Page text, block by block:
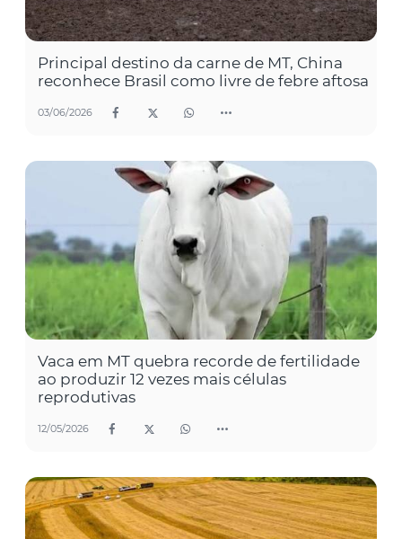
Principal destino da carne de MT, China
reconhece Brasil como livre de febre aftosa
03/06/2026
Vaca em MT quebra recorde de fertilidade
ao produzir 12 vezes mais células
reprodutivas
12/05/2026